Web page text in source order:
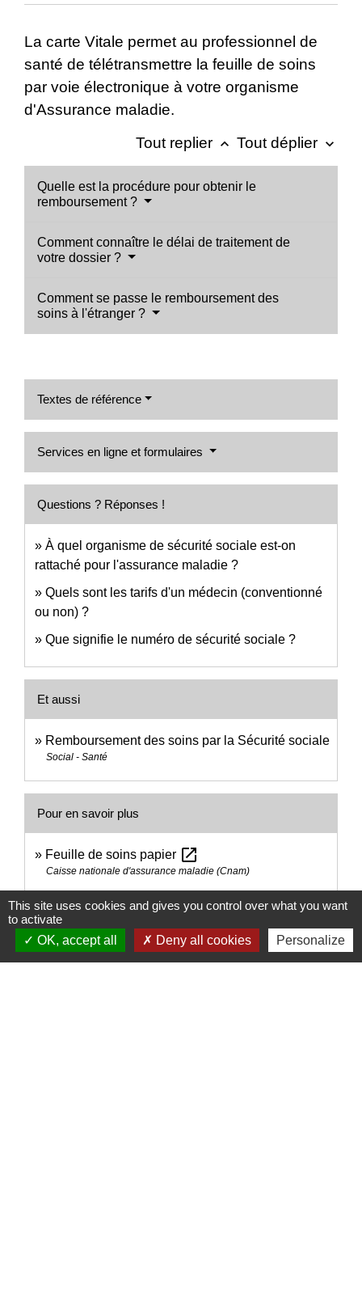
La carte Vitale permet au professionnel de
santé de télétransmettre la feuille de soins
par voie électronique à votre organisme
d'Assurance maladie.
Tout replier keyboard_arrow_up Tout déplier keyboard_arrow_down
Quelle est la procédure pour obtenir le
remboursement ?
Comment connaître le délai de traitement de
votre dossier ?
Comment se passe le remboursement des
soins à l'étranger ?
Textes de référence
Services en ligne et formulaires
Questions ? Réponses !
À quel organisme de sécurité sociale est-on
rattaché pour l'assurance maladie ?
Quels sont les tarifs d'un médecin (conventionné
ou non) ?
Que signifie le numéro de sécurité sociale ?
Et aussi
Remboursement des soins par la Sécurité sociale
Social - Santé
Pour en savoir plus
Feuille de soins papier open_in_new
Caisse nationale d'assurance maladie (Cnam)
This site uses cookies and gives you control over what you want
to activate
OK, accept all
Deny all cookies Personalize